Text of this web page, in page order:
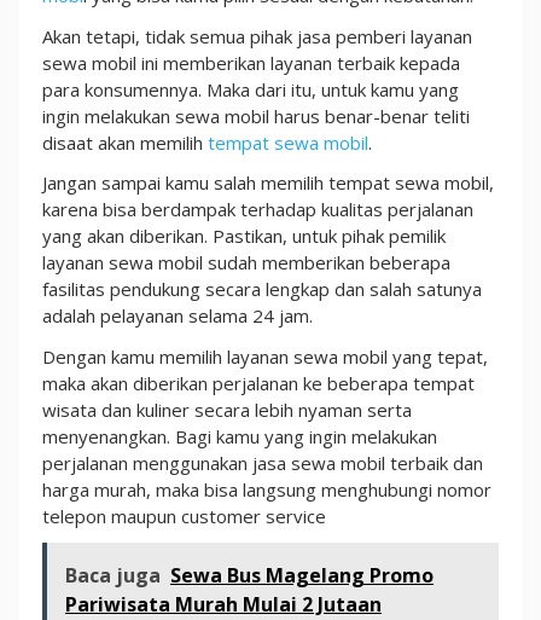
Akan tetapi, tidak semua pihak jasa pemberi layanan
sewa mobil ini memberikan layanan terbaik kepada
para konsumennya. Maka dari itu, untuk kamu yang
ingin melakukan sewa mobil harus benar-benar teliti
disaat akan memilih tempat sewa mobil.
Jangan sampai kamu salah memilih tempat sewa mobil,
karena bisa berdampak terhadap kualitas perjalanan
yang akan diberikan. Pastikan, untuk pihak pemilik
layanan sewa mobil sudah memberikan beberapa
fasilitas pendukung secara lengkap dan salah satunya
adalah pelayanan selama 24 jam.
Dengan kamu memilih layanan sewa mobil yang tepat,
maka akan diberikan perjalanan ke beberapa tempat
wisata dan kuliner secara lebih nyaman serta
menyenangkan. Bagi kamu yang ingin melakukan
perjalanan menggunakan jasa sewa mobil terbaik dan
harga murah, maka bisa langsung menghubungi nomor
telepon maupun customer service
Baca juga Sewa Bus Magelang Promo
Pariwisata Murah Mulai 2 Jutaan